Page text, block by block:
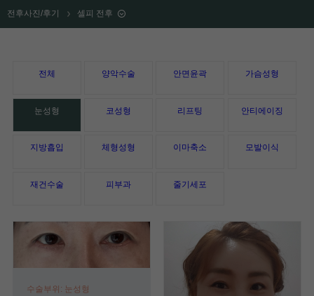
전후사진/후기 셀피 전후
전체 양악수술 안면윤곽 가슴성형
눈성형 코성형 리프팅 안티에이징
지방흡입 체형성형 이마축소 모발이식
재건수술 피부과 줄기세포
수술부위: 눈성형